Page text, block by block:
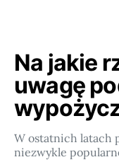
Na jakie
uwagę
W ostatnich latach
niezwykle